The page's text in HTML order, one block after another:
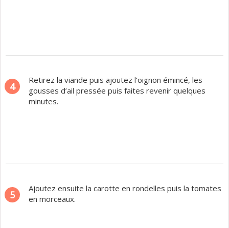
4
Retirez la viande puis ajoutez l’oignon émincé, les
gousses d’ail pressée puis faites revenir quelques
minutes.
5
Ajoutez ensuite la carotte en rondelles puis la tomates
en morceaux.